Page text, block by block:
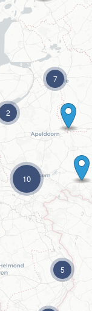
5
2
7
10